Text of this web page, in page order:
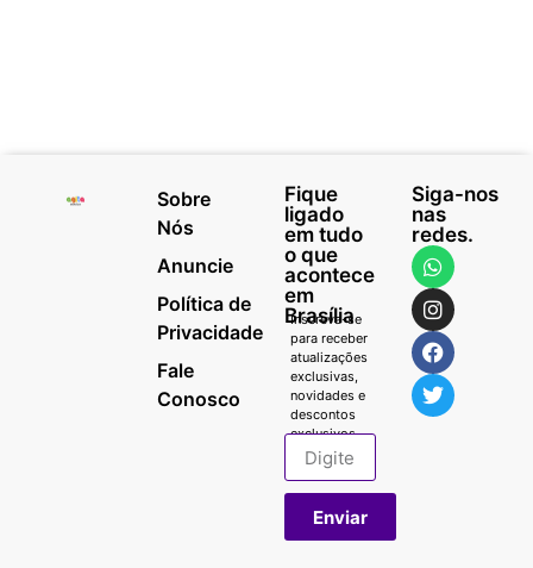
Sobre
Nós
Anuncie
Política de
Privacidade
Fale
Conosco
Fique
ligado
em tudo
o que
acontece
em
Brasília
Inscreva-se
para receber
atualizações
exclusivas,
novidades e
descontos
exclusivos.
Enviar
Siga-nos
nas
redes.